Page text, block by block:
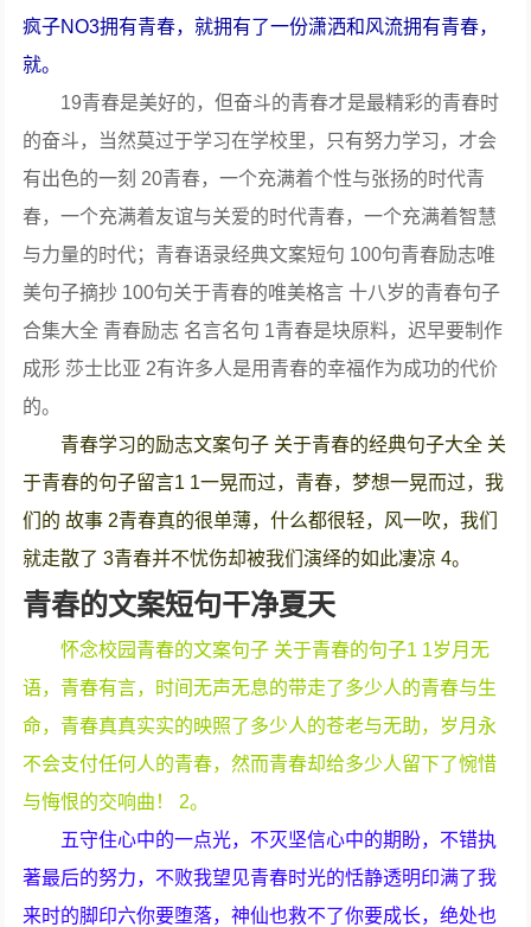
疯子NO3拥有青春，就拥有了一份潇洒和风流拥有青春，
就。
19青春是美好的，但奋斗的青春才是最精彩的青春时
的奋斗，当然莫过于学习在学校里，只有努力学习，才会
有出色的一刻 20青春，一个充满着个性与张扬的时代青
春，一个充满着友谊与关爱的时代青春，一个充满着智慧
与力量的时代；青春语录经典文案短句 100句青春励志唯
美句子摘抄 100句关于青春的唯美格言 十八岁的青春句子
合集大全 青春励志 名言名句 1青春是块原料，迟早要制作
成形 莎士比亚 2有许多人是用青春的幸福作为成功的代价
的。
青春学习的励志文案句子 关于青春的经典句子大全 关
于青春的句子留言1 1一晃而过，青春，梦想一晃而过，我
们的 故事 2青春真的很单薄，什么都很轻，风一吹，我们
就走散了 3青春并不忧伤却被我们演绎的如此凄凉 4。
青春的文案短句干净夏天
怀念校园青春的文案句子 关于青春的句子1 1岁月无
语，青春有言，时间无声无息的带走了多少人的青春与生
命，青春真真实实的映照了多少人的苍老与无助，岁月永
不会支付任何人的青春，然而青春却给多少人留下了惋惜
与悔恨的交响曲！ 2。
五守住心中的一点光，不灭坚信心中的期盼，不错执
著最后的努力，不败我望见青春时光的恬静透明印满了我
来时的脚印六你要堕落，神仙也救不了你要成长，绝处也